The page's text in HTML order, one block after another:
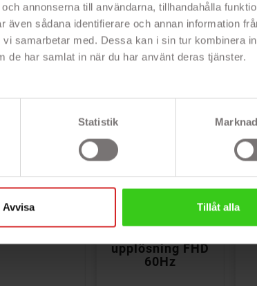
annonserna till användarna, tillhandahålla
sådana identifierare och annan information
samarbetar med. Dessa kan i sin tur kombinera
de har samlat in när du har använt deras tjänster.
Statistik
Avvisa Tillåt alla
DisplayPort
FHD

DVI-kabel -
Link)
